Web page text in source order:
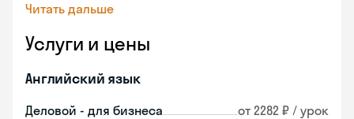
Читать дальше
Услуги и цены
Английский язык
Деловой - для бизнеса от 2282 ₽ / урок